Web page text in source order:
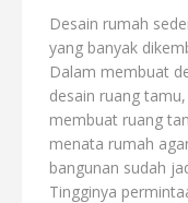
Desain rumah
yang banyak
Dalam membuat
desain ruang
membuat ruang
menata rumah
bangunan sudah
Tingginya